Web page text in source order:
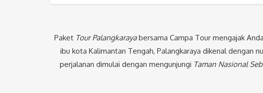
Paket Tour Palangkarayabersama Campa Tour mengajak
ibu kota Kalimantan Tengah, Palangkaraya dikenal dengan
perjalanan dimulai dengan mengunjungi Taman Nasional